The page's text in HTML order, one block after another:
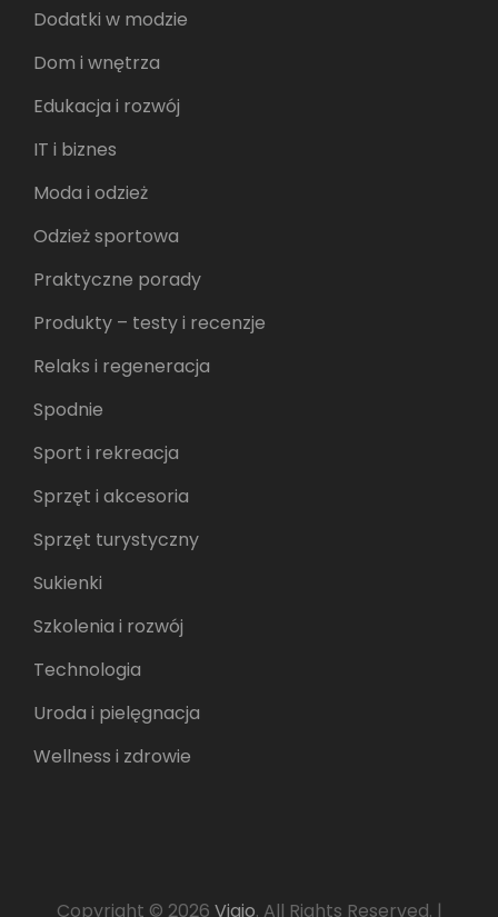
Dodatki w modzie
Dom i wnętrza
Edukacja i rozwój
IT i biznes
Moda i odzież
Odzież sportowa
Praktyczne porady
Produkty – testy i recenzje
Relaks i regeneracja
Spodnie
Sport i rekreacja
Sprzęt i akcesoria
Sprzęt turystyczny
Sukienki
Szkolenia i rozwój
Technologia
Uroda i pielęgnacja
Wellness i zdrowie
Copyright © 2026 Vigio. All Rights Reserved. |